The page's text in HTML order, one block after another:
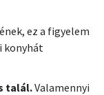
ez a figyelem
konyhát
talál.Valamennyi